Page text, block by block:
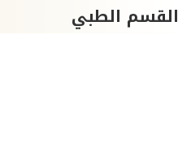
القسم الطبي